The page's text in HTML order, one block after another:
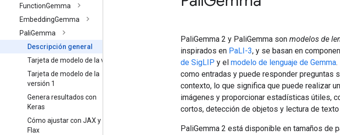
FunctionGemma
EmbeddingGemma
PaliGemma
Descripción general
Tarjeta de modelo de la v2
Tarjeta de modelo de la
versión 1
Genera resultados con
Keras
Cómo ajustar con JAX y
Flax
PaliGemma 2 y PaliGemma son modelos de
inspirados en PaLI-3, y se basan en
de SigLIP y el modelo de lenguaje de Gemma.
como entradas y puede responder preguntas
contexto, lo que significa que puede realizar
imágenes y proporcionar estadísticas útiles,
cortos, detección de objetos y lectura de
PaliGemma 2 está disponible en tamaños de